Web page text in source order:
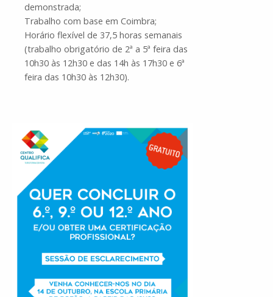
demonstrada;
Trabalho com base em Coimbra;
Horário flexível de 37,5 horas semanais
(trabalho obrigatório de 2ª a 5ª feira das
10h30 às 12h30 e das 14h às 17h30 e 6ª
feira das 10h30 às 12h30).